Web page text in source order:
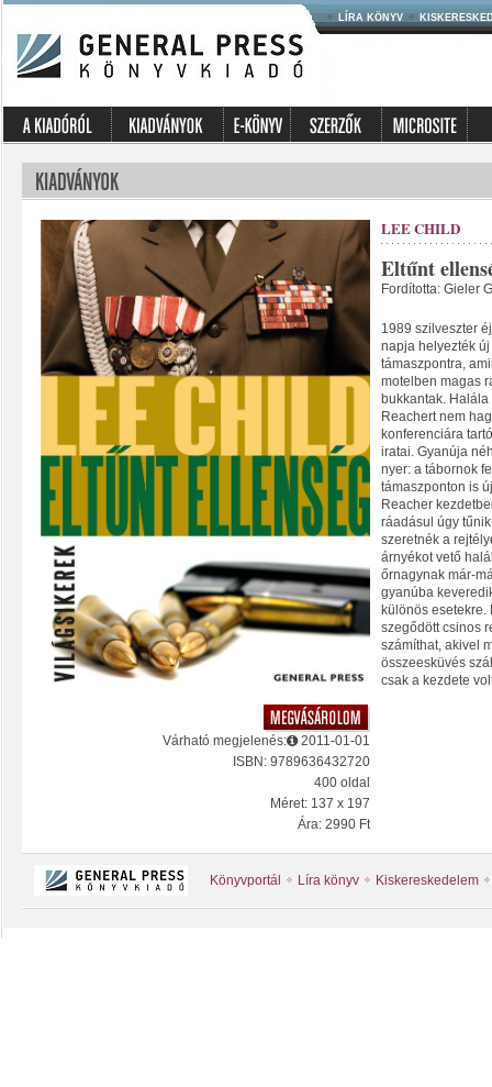
LÍRA KÖNYV
Várható megjelenés:
2011-01-01
ISBN: 9789636432720
400 oldal
Méret: 137 x 197
Ára: 2990 Ft
LEE CHILD
Eltűnt
Fordította: Gieler
1989 szilveszter
napja helyezték
támaszpontra,
motelben magas
bukkantak.
Reachert nem
konferenciára
iratai. Gyanúja
nyer: a tábornok
támaszponton is
Reacher
ráadásul úgy
szeretnék a
árnyékot vető
őrnagynak már-
gyanúba
különös
szegődött csinos
számíthat, akivel
összeesküvés
csak a kezdete
Könyvportál Líra könyv Kiskereskedelem